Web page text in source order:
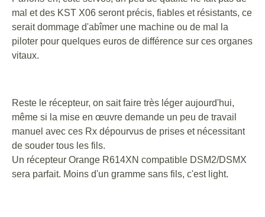
mal et des KST X06 seront précis, fiables et résistants, ce
serait dommage d'abîmer une machine ou de mal la
piloter pour quelques euros de différence sur ces organes
vitaux.
Reste le récepteur, on sait faire très léger aujourd'hui,
même si la mise en œuvre demande un peu de travail
manuel avec ces Rx dépourvus de prises et nécessitant
de souder tous les fils.
Un récepteur Orange R614XN compatible DSM2/DSMX
sera parfait. Moins d'un gramme sans fils, c'est light.